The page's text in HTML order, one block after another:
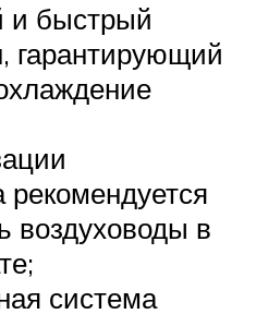
и быстрый
гарантирующий
воздуховоды в
система